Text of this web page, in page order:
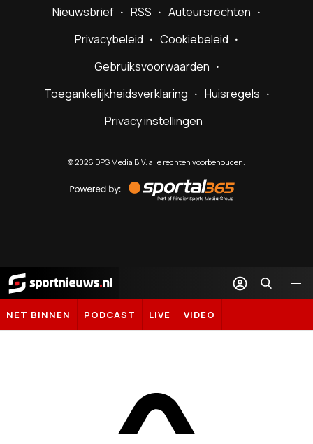
Nieuwsbrief RSS
Auteursrechten
Privacybeleid
Cookiebeleid
Gebruiksvoorwaarden
Toegankelijkheidsverklaring
Huisregels
Privacy instellingen
©2026 DPG Media B.V. alle rechten voorbehouden.
by
Sportal365
Sportnieuws.nl
NET BINNEN PODCAST LIVE VIDEO